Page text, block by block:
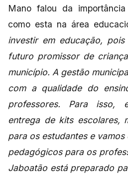
Mano falou da
como esta na área
investir em educação,
futuro promissor de
município. A gestão
com a qualidade do
professores. Para isso,
entrega de kits escolares,
para os estudantes e
pedagógicos para os
Jaboatão está preparado